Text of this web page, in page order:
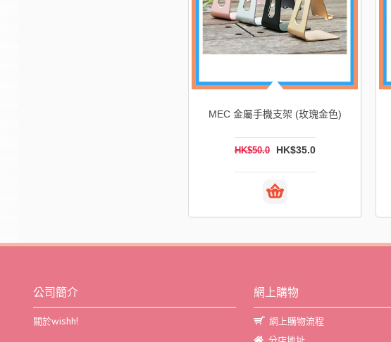
MEC 金屬手機支架 (玫瑰金色)
HK$50.0 HK$35.0
公司簡介
關於wishh!
網上購物
網上購物流程